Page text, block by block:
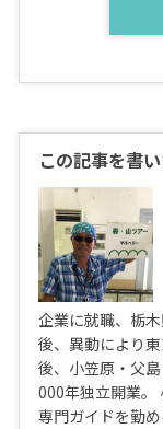
この記事を書
企業に就職、栃
後、異動により
後、小笠原・父
000年独立開業。
専門ガイドを勤め